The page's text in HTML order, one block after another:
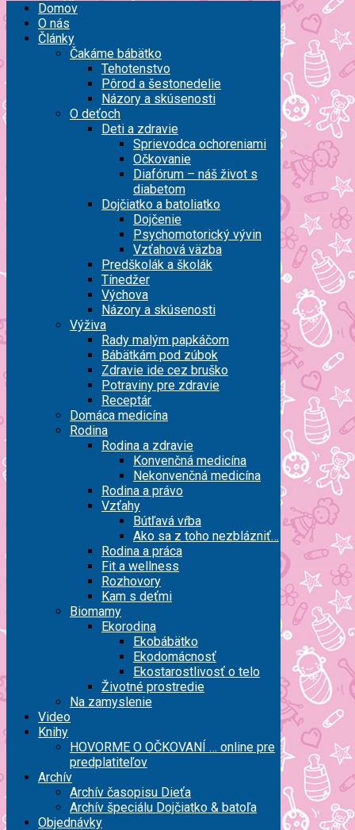
Domov
O nás
Články
Čakáme bábätko
Tehotenstvo
Pôrod a šestonedelie
Názory a skúsenosti
O deťoch
Deti a zdravie
Sprievodca ochoreniami
Očkovanie
Diafórum – náš život s
diabetom
Dojčiatko a batoliatko
Dojčenie
Psychomotorický vývin
Vzťahová väzba
Predškolák a školák
Tínedžer
Výchova
Názory a skúsenosti
Výživa
Rady malým papkáčom
Bábätkám pod zúbok
Zdravie ide cez bruško
Potraviny pre zdravie
Receptár
Domáca medicína
Rodina
Rodina a zdravie
Konvenčná medicína
Nekonvenčná medicína
Rodina a právo
Vzťahy
Bútľavá vŕba
Ako sa z toho nezblázniť…
Rodina a práca
Fit a wellness
Rozhovory
Kam s deťmi
Biomamy
Ekorodina
Ekobábätko
Ekodomácnosť
Ekostarostlivosť o telo
Životné prostredie
Na zamyslenie
Video
Knihy
HOVORME O OČKOVANÍ … online pre
predplatiteľov
Archív
Archív časopisu Dieťa
Archív špeciálu Dojčiatko & batoľa
Objednávky